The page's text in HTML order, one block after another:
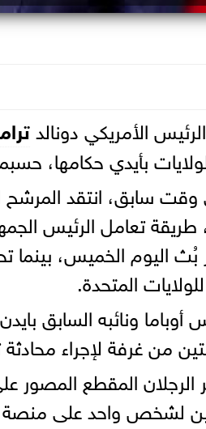
الأمريكي دونالد
بأيدي حكامها،
سابق، انتقد المرشح
طريقة تعامل الرئيس
اليوم الخميس، بينما
المتحدة.
أوباما ونائبه السابق
من غرفة لإجراء محادثة
لشخص واحد على منصة